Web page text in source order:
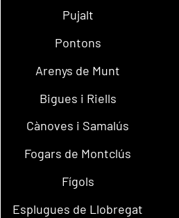
Pujalt
Pontons
Arenys de Munt
Bigues i Riells
Cànoves i Samalús
Fogars de Montclús
Fígols
Esplugues de Llobregat